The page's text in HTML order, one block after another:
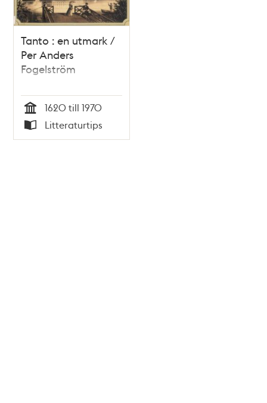
Tanto : en utmark /
Per Anders
Fogelström
Tid
1620 till 1970
Typ
Litteraturtips